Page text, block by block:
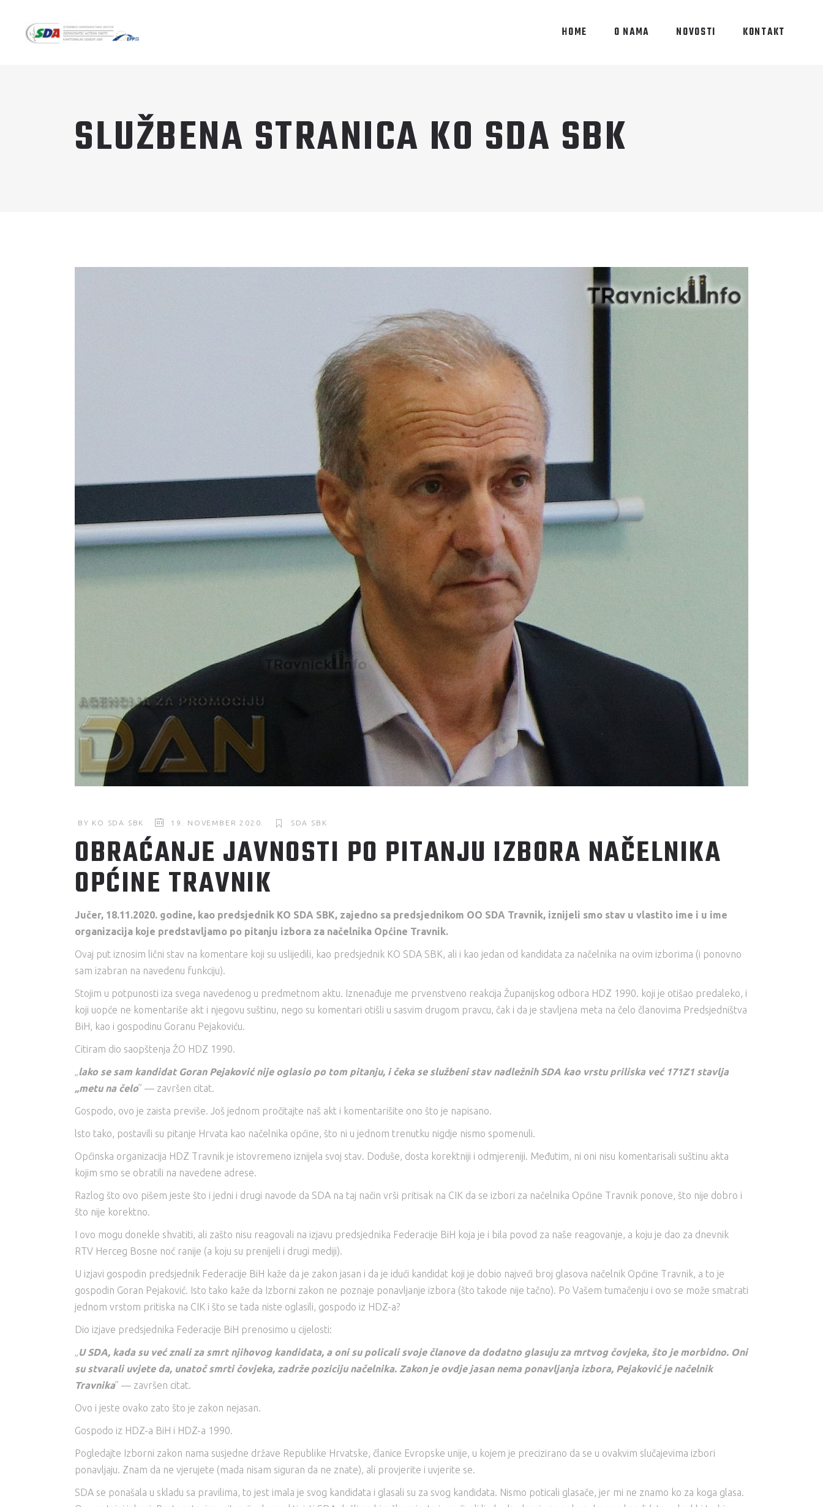
HOME O NAMA NOVOSTI KONTAKT
SLUŽBENA STRANICA KO SDA SBK
BY KO SDA SBK 19. NOVEMBER 2020. SDA SBK
OBRAĆANJE JAVNOSTI PO PITANJU IZBORA NAČELNIKA
OPĆINE TRAVNIK
Jučer, 18.11.2020. godine, kao predsjednik KO SDA SBK, zajedno sa predsjednikom OO SDA Travnik, iznijeli smo stav u vlastito ime i u ime
organizacija koje predstavljamo po pitanju izbora za načelnika Općine Travnik.
Ovaj put iznosim lični stav na komentare koji su uslijedili, kao predsjednik KO SDA SBK, ali i kao jedan od kandidata za načelnika na ovim izborima (i ponovno
sam izabran na navedenu funkciju).
Stojim u potpunosti iza svega navedenog u predmetnom aktu. Iznenađuje me prvenstveno reakcija Županijskog odbora HDZ 1990. koji je otišao predaleko, i
koji uopće ne komentariše akt i njegovu suštinu, nego su komentari otišli u sasvim drugom pravcu, čak i da je stavljena meta na čelo članovima Predsjedništva
BiH, kao i gospodinu Goranu Pejakoviću.
Citiram dio saopštenja ŽO HDZ 1990.
„lako se sam kandidat Goran Pejaković nije oglasio po tom pitanju, i čeka se službeni stav nadležnih SDA kao vrstu priliska već 171Z1 stavlja
„metu na čelo” — završen citat.
Gospodo, ovo je zaista previše. Još jednom pročitajte naš akt i komentarišite ono što je napisano.
lsto tako, postavili su pitanje Hrvata kao načelnika općine, što ni u jednom trenutku nigdje nismo spomenuli.
Općinska organizacija HDZ Travnik je istovremeno iznijela svoj stav. Doduše, dosta korektniji i odmjereniji. Međutim, ni oni nisu komentarisali suštinu akta
kojim smo se obratili na navedene adrese.
Razlog što ovo pišem jeste što i jedni i drugi navode da SDA na taj način vrši pritisak na CIK da se izbori za načelnika Općine Travnik ponove, što nije dobro i
što nije korektno.
I ovo mogu donekle shvatiti, ali zašto nisu reagovali na izjavu predsjednika Federacije BiH koja je i bila povod za naše reagovanje, a koju je dao za dnevnik
RTV Herceg Bosne noć ranije (a koju su prenijeli i drugi mediji).
U izjavi gospodin predsjednik Federacije BiH kaže da je zakon jasan i da je idući kandidat koji je dobio najveći broj glasova načelnik Općine Travnik, a to je
gospodin Goran Pejaković. Isto tako kaže da Izborni zakon ne poznaje ponavljanje izbora (što takode nije tačno). Po Vašem tumačenju i ovo se može smatrati
jednom vrstom pritiska na CIK i što se tada niste oglasili, gospodo iz HDZ-a?
Dio izjave predsjednika Federacije BiH prenosimo u cijelosti:
„U SDA, kada su već znali za smrt njihovog kandidata, a oni su policali svoje članove da dodatno glasuju za mrtvog čovjeka, što je morbidno. Oni
su stvarali uvjete da, unatoč smrti čovjeka, zadrže poziciju načelnika. Zakon je ovdje jasan nema ponavljanja izbora, Pejaković je načelnik
Travnika” — završen citat.
Ovo i jeste ovako zato što je zakon nejasan.
Gospodo iz HDZ-a BiH i HDZ-a 1990.
Pogledajte Izborni zakon nama susjedne države Republike Hrvatske, članice Evropske unije, u kojem je precizirano da se u ovakvim slučajevima izbori
ponavljaju. Znam da ne vjerujete (mada nisam siguran da ne znate), ali provjerite i uvjerite se.
SDA se ponašala u skladu sa pravilima, to jest imala je svog kandidata i glasali su za svog kandidata. Nismo poticali glasače, jer mi ne znamo ko za koga glasa.